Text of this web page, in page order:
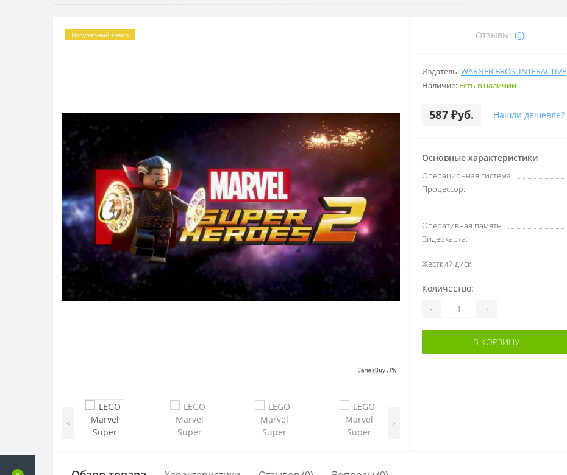
Популярный товар
< >
Отзывы: (0)
Издатель:WARNER BROS. INTERACTIVE
Наличие: Есть в наличии
587 ₽уб. Нашли дешевле?
Основные характеристики
Операционная система:
Процессор:
Оперативная память:
Видеокарта:
Жесткий диск:
Количество:
- +
В КОРЗИНУ